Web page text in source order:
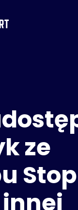
Rozwiązania
Dla konsumentów
Dla szkół
firm
Zdobądź
Zaloguj się
ze